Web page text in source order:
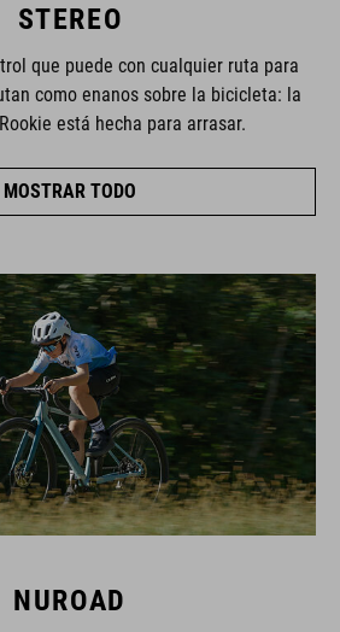
STEREO
que puede con cualquier ruta para
como enanos sobre la bicicleta: la
está hecha para arrasar.
MOSTRAR TODO
NUROAD